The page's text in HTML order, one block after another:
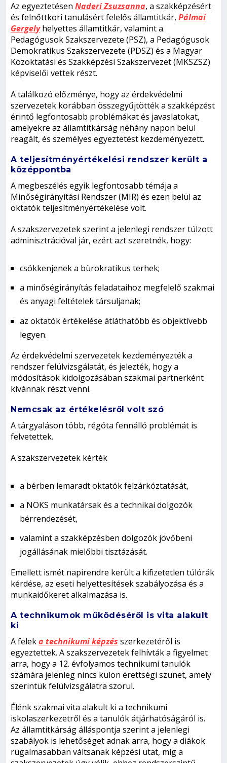
Az egyeztetésenNaderi Zsuzsanna, a szakképzésért
és felnőttkori tanulásért felelős államtitkár,Pálmai
Gergelyhelyettes államtitkár, valamint a
Pedagógusok Szakszervezete (PSZ), a Pedagógusok
Demokratikus Szakszervezete (PDSZ) és a Magyar
Közoktatási és Szakképzési Szakszervezet (MKSZSZ)
képviselői vettek részt.
A találkozó előzménye, hogy az érdekvédelmi
szervezetek korábban összegyűjtötték a szakképzést
érintő legfontosabb problémákat és javaslatokat,
amelyekre az államtitkárság néhány napon belül
reagált, és személyes egyeztetést kezdeményezett.
A teljesítményértékelési rendszer került a
középpontba
A megbeszélés egyik legfontosabb témája a
Minőségirányítási Rendszer (MIR) és ezen belül az
oktatók teljesítményértékelése volt.
A szakszervezetek szerint a jelenlegi rendszer túlzott
adminisztrációval jár, ezért azt szeretnék, hogy:
csökkenjenek a bürokratikus terhek;
a minőségirányítás feladataihoz megfelelő szakmai
és anyagi feltételek társuljanak;
az oktatók értékelése átláthatóbb és objektívebb
legyen.
Az érdekvédelmi szervezetek kezdeményezték a
rendszer felülvizsgálatát, és jelezték, hogy a
módosítások kidolgozásában szakmai partnerként
kívánnak részt venni.
Nemcsak az értékelésről volt szó
A tárgyaláson több, régóta fennálló problémát is
felvetettek.
A szakszervezetek kérték
a bérben lemaradt oktatók felzárkóztatását,
a NOKS munkatársak és a technikai dolgozók
bérrendezését,
valamint a szakképzésben dolgozók jövőbeni
jogállásának mielőbbi tisztázását.
Emellett ismét napirendre került a kifizetetlen túlórák
kérdése, az eseti helyettesítések szabályozása és a
munkaidőkeret alkalmazása is.
A technikumok működéséről is vita alakult
ki
A feleka technikumi képzés szerkezetéről is
egyeztettek. A szakszervezetek felhívták a figyelmet
arra, hogy a 12. évfolyamos technikumi tanulók
számára jelenleg nincs külön érettségi szünet, amely
szerintük felülvizsgálatra szorul.
Élénk szakmai vita alakult ki a technikumi
iskolaszerkezetről és a tanulók átjárhatóságáról is.
Az államtitkárság álláspontja szerint a jelenlegi
szabályok is lehetőséget adnak arra, hogy a diákok
rugalmasabban váltsanak képzési utat, míg a